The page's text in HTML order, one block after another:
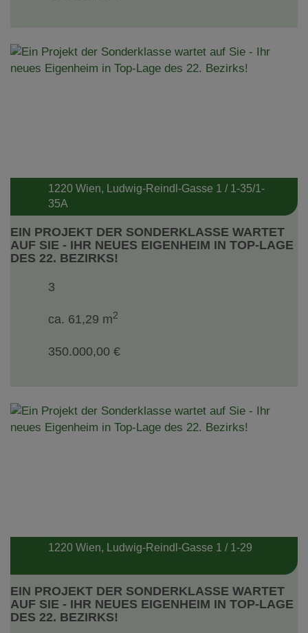
EIN PROJEKT DER SONDERKLASSE WARTET
AUF SIE - IHR NEUES EIGENHEIM IN TOP-LAGE
DES 22. BEZIRKS!
1220 Wien, Ludwig-Reindl-Gasse 1 / 1-35/1-
35A
3
ca. 61,29 m2
350.000,00 €
EIN PROJEKT DER SONDERKLASSE WARTET
AUF SIE - IHR NEUES EIGENHEIM IN TOP-LAGE
DES 22. BEZIRKS!
1220 Wien, Ludwig-Reindl-Gasse 1 / 1-29